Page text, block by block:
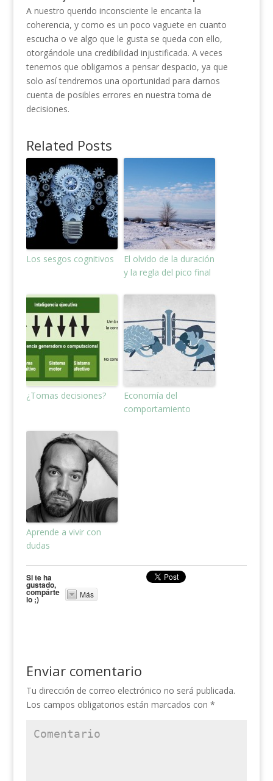
A nuestro querido inconsciente le encanta la
coherencia, y como es un poco vaguete en cuanto
escucha o ve algo que le gusta se queda con ello,
otorgándole una credibilidad injustificada. A veces
tenemos que obligarnos a pensar despacio, ya que
solo así tendremos una oportunidad para darnos
cuenta de posibles errores en nuestra toma de
decisiones.
Related Posts
Los sesgos cognitivos
El olvido de la duración
y la regla del pico final
¿Tomas decisiones?
Economía del
comportamiento
Aprende a vivir con
dudas
Si te ha
gustado,
compárte
lo ;) Más
Enviar comentario
Tu dirección de correo electrónico no será publicada.
Los campos obligatorios están marcados con *